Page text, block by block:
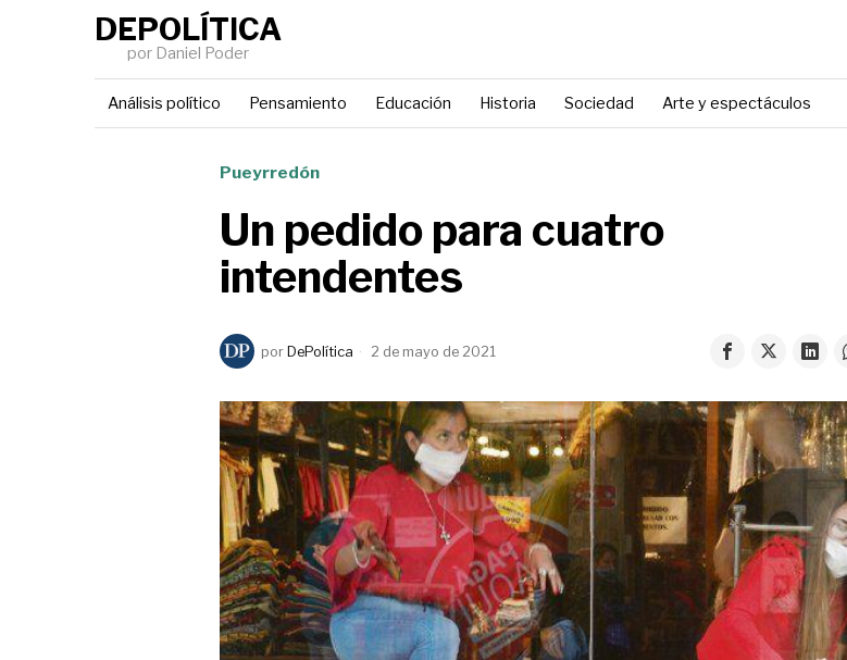
DEPOLÍTICA
por Daniel Poder
Análisis político Pensamiento Educación Historia Sociedad Arte y espectáculos
Pueyrredón
Un pedido para cuatro
intendentes
por DePolítica 2 de mayo de 2021